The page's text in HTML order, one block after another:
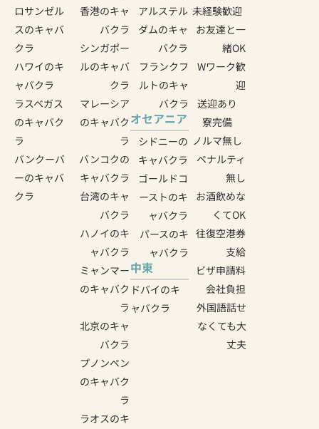
ロサンゼル
スのキャバ
クラ
ハワイのキ
ャバクラ
ラスベガス
のキャバク
ラ
バンクーバ
ーのキャバ
クラ
香港のキャ
バクラ
シンガポー
ルのキャバ
クラ
マレーシア
のキャバク
ラ
バンコクの
キャバクラ
台湾のキャ
バクラ
ハノイのキ
ャバクラ
ミャンマー
のキャバク
ラ
北京のキャ
バクラ
プノンペン
のキャバク
ラ
ラオスのキ
アルステル
ダムのキャ
バクラ
フランクフ
ルトのキャ
バクラ
オセアニア
シドニーの
キャバクラ
ゴールドコ
ーストのキ
ャバクラ
パースのキ
ャバクラ
中東
ドバイのキ
ャバクラ
未経験歓迎
お友達と一
緒OK
Wワーク歓
迎
送迎あり
寮完備
ノルマ無し
ペナルティ
無し
お酒飲めな
くてOK
往復空港券
支給
ビザ申請料
会社負担
外国語話せ
なくても大
丈夫